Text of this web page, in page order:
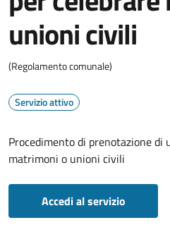
unioni civili
(Regolamento comunale)
Servizio attivo
Procedimento di prenotazione di
matrimoni o unioni civili
Accedi al servizio